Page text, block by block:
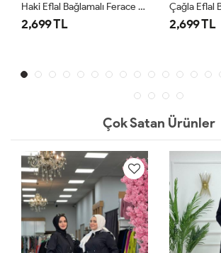
Haki Eflal Bağlamalı Ferace Premium Seri Tesettür Giyim
2,699 TL 2,699 TL
Çok Satan Ürünler